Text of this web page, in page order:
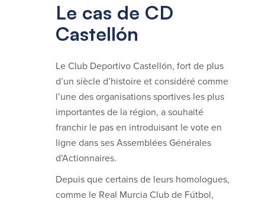
Le cas de CD
Castellón
Le Club Deportivo Castellón, fort de plus
d’un siècle d’histoire et considéré comme
l’une des organisations sportives les plus
importantes de la région, a souhaité
franchir le pas en introduisant le vote en
ligne dans ses Assemblées Générales
d’Actionnaires.
Depuis que certains de leurs homologues,
comme le Real Murcia Club de Fútbol,